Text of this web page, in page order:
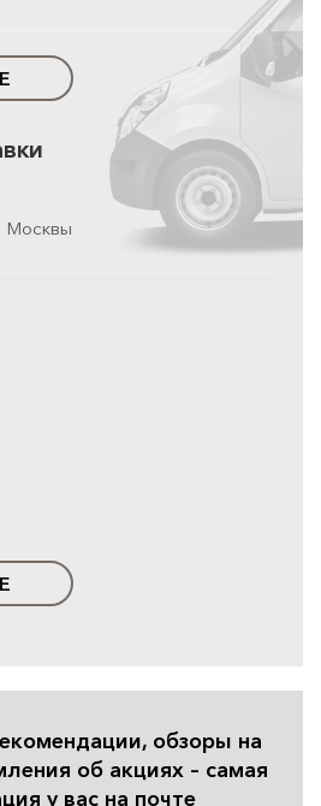
Москвы
обзоры на
об акциях – самая
у вас на почте